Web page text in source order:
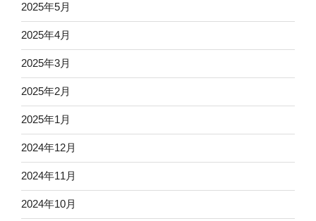
2025年5月
2025年4月
2025年3月
2025年2月
2025年1月
2024年12月
2024年11月
2024年10月